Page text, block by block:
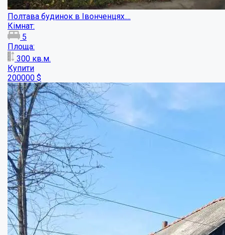
Частина будинку,Поділ!...
Кімнат:
4
Площа:
70кв.м.
Купити
14000 $